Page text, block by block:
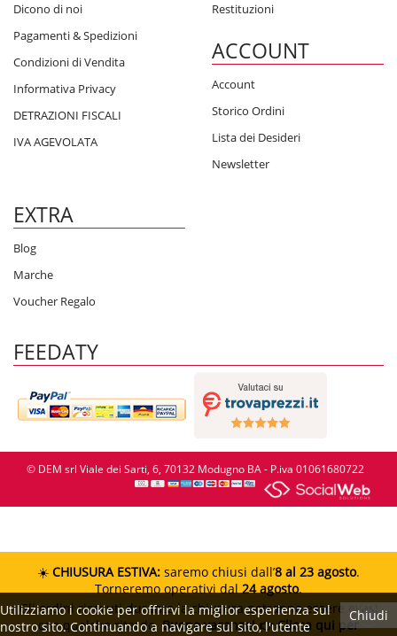
Dicono di noi
Pagamenti & Spedizioni
Condizioni di Vendita
Informativa Privacy
DETRAZIONI FISCALI
IVA AGEVOLATA
Restituzioni
ACCOUNT
Account
Storico Ordini
Lista dei Desideri
Newsletter
EXTRA
Blog
Marche
Voucher Regalo
FEEDATY
© DEM srl Viale dei Sarti, 6, 70132 Modugno BA - P.iva 01061680722
Chiudi
Utilizziamo i cookie per offrirvi la miglior esperienza sul
nostro sito. Continuando a navigare sul sito, l'utente
☀️ CHIUSURA ESTIVA: saremo chiusi dall’8 al 23 agosto.
Torneremo operativi dal24 agosto.
Gli ordini ricevuti durante la chiusura potranno essere evasi
con qualche ritardo. Buone vacanze!👉 Clicca qui per